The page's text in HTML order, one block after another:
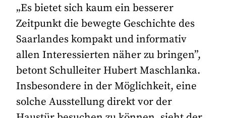
„Es bietet sich kaum ein besserer
Zeitpunkt die bewegte Geschichte des
Saarlandes kompakt und informativ
allen Interessierten näher zu bringen”,
betont Schulleiter Hubert Maschlanka.
Insbesondere in der Möglichkeit, eine
solche Ausstellung direkt vor der